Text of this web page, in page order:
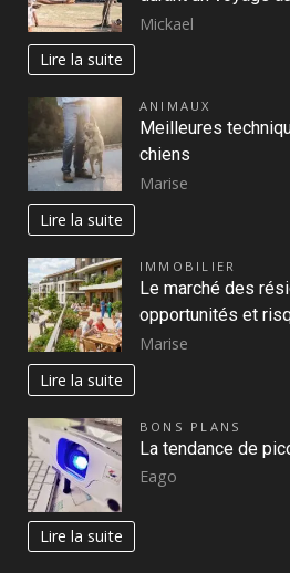
Mickael
Lire la suite
ANIMAUX
Meilleures
chiens
Marise
Lire la suite
IMMOBILIER
Le marché des
opportunités et
Marise
Lire la suite
BONS PLANS
La tendance de
Eago
Lire la suite